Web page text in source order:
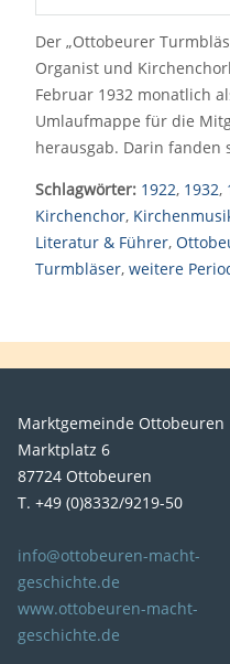
Der „Ottobeurer
Organist und
Februar 1932 monatlich
Umlaufmappe für die
herausgab. Darin fanden
Schlagwörter: 1922, 1932,
Kirchenchor,
Literatur & Führer,
Turmbläser, weitere
Marktgemeinde Ottobeuren
Marktplatz 6
87724 Ottobeuren
T. +49 (0)8332/9219-50
info@ottobeuren-macht-
geschichte.de
www.ottobeuren-macht-
geschichte.de